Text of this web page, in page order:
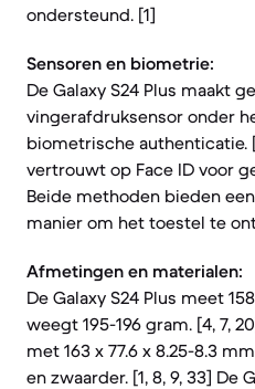
ondersteund. [1]
Sensoren en biometrie:
De Galaxy S24 Plus maakt
vingerafdruksensor onder
biometrische authenticatie.
vertrouwt op Face ID voor
Beide methoden bieden
manier om het toestel te
Afmetingen en materialen:
De Galaxy S24 Plus meet
weegt 195-196 gram. [4, 7,
met 163 x 77.6 x 8.25-8.3
en zwaarder. [1, 8, 9, 33] De